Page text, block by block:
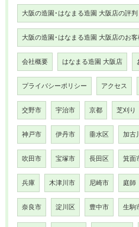
大阪の造園･はなまる造園 大阪店の評判
大阪の造園･はなまる造園 大阪店のお
会社概要 はなまる造園 大阪店
プライバシーポリシー アクセス
交野市 宇治市 京都 芝刈り
神戸市 伊丹市 垂水区 加古
吹田市 宝塚市 長田区 箕面
兵庫 木津川市 尼崎市 庭師
奈良市 淀川区 豊中市 生駒